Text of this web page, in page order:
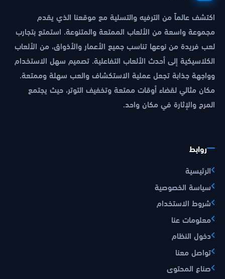
اكتشف عالماً من الترفيه والتسلية مع موقعنا الذي يقدم
مجموعة واسعة من الألعاب الممتعة والمتنوعة. استمتع بتجارب
لعب فريدة من نوعها تناسب جميع الأعمار والأذواق، من الألعاب
الكلاسيكية إلى أحدث الألعاب التفاعلية. تصميم سهل الاستخدام
وواجهة جذابة تجعل عملية الاستكشاف والعب سهلة وممتعة.
مكان مثالي لقضاء أوقات ممتعة وتخفيف التوتر، حيث يجتمع
المرح والإثارة في مكان واحد.
روابط
الرئيسية
سياسة الخصوصية
شروط الاستخدام
معلومات عنا
دخول النظام
تواصل معنا
صناع المحتوى